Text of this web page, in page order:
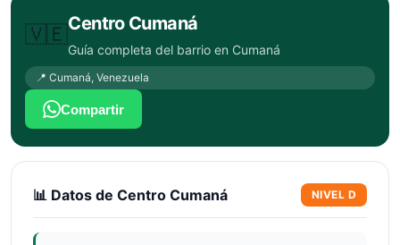
🇻🇪Centro Cumaná
Guía completa del barrio en Cumaná
📍 Cumaná, Venezuela
Compartir
📊 Datos de Centro Cumaná NIVEL D